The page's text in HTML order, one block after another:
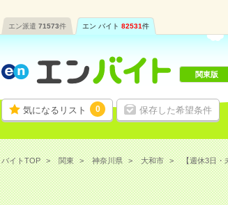
エン派遣 71573件 エン バイト 82531件
気になるリスト 0 保存した希望条件
関東版
バイトTOP 関東 神奈川県 大和市 【週休3日・